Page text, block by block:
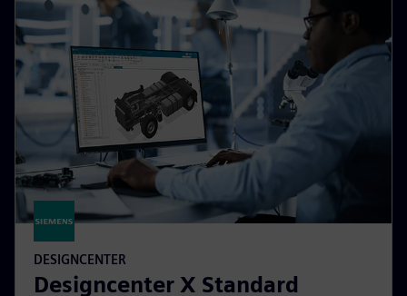
DESIGNCENTER
Designcenter X Standard